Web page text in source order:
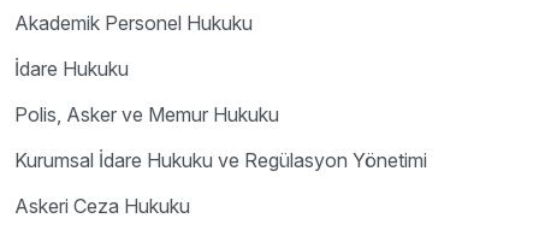
Akademik Personel Hukuku
İdare Hukuku
Polis, Asker ve Memur Hukuku
Kurumsal İdare Hukuku ve Regülasyon Yönetimi
Askeri Ceza Hukuku